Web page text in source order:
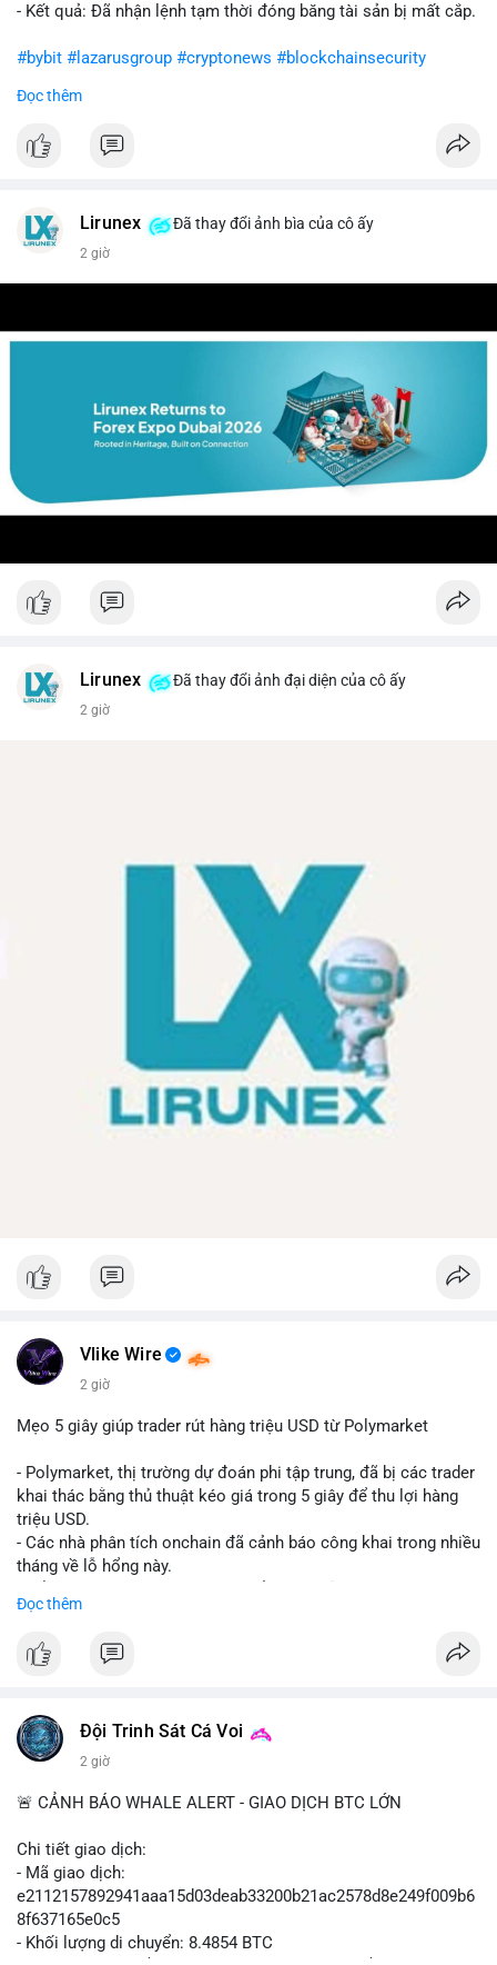
- Kết quả: Đã nhận lệnh tạm thời đóng băng tài sản bị mất cắp.
#bybit #lazarusgroup #cryptonews #blockchainsecurity
$btc $eth
#vlikevn #titanbot
Đọc thêm
Lirunex Đã thay đổi ảnh bìa của cô ấy
2 giờ
Lirunex Đã thay đổi ảnh đại diện của cô ấy
2 giờ
Vlike Wire
2 giờ
Mẹo 5 giây giúp trader rút hàng triệu USD từ Polymarket
- Polymarket, thị trường dự đoán phi tập trung, đã bị các trader
khai thác bằng thủ thuật kéo giá trong 5 giây để thu lợi hàng
triệu USD.
- Các nhà phân tích onchain đã cảnh báo công khai trong nhiều
tháng về lỗ hổng này.
bình theo thời gian (time-weighted prices), khiến việc đẩy giá
- Động thái này nhằm bảo vệ tính toàn vẹn của thị trường và
#polymarket #cryptonews #defi #marketintegrity
📰 Nguồn: CoinDesk
Đọc thêm
Đội Trinh Sát Cá Voi
2 giờ
🚨 CẢNH BÁO WHALE ALERT - GIAO DỊCH BTC LỚN
Chi tiết giao dịch:
- Mã giao dịch:
e2112157892941aaa15d03deab33200b21ac2578d8e249f009b6
8f637165e0c5
- Khối lượng di chuyển: 8.4854 BTC